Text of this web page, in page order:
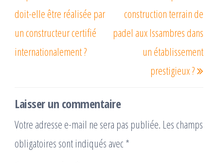
doit-elle être réalisée par
un constructeur certifié
internationalement ?
construction terrain de
padel aux Issambres dans
un établissement
prestigieux ?
Laisser un commentaire
Votre adresse e-mail ne sera pas publiée. Les champs
obligatoires sont indiqués avec *